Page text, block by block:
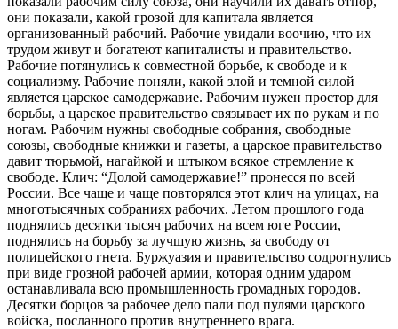
они показали, какой грозой для капитала является
организованный рабочий. Рабочие увидали воочию, что их
трудом живут и богатеют капиталисты и правительство.
Рабочие потянулись к совместной борьбе, к свободе и к
социализму. Рабочие поняли, какой злой и темной силой
является царское самодержавие. Рабочим нужен простор для
борьбы, а царское правительство связывает их по рукам и по
ногам. Рабочим нужны свободные собрания, свободные
союзы, свободные книжки и газеты, а царское правительство
давит тюрьмой, нагайкой и штыком всякое стремление к
свободе. Клич: “Долой самодержавие!” пронесся по всей
России. Все чаще и чаще повторялся этот клич на улицах, на
многотысячных собраниях рабочих. Летом прошлого года
поднялись десятки тысяч рабочих на всем юге России,
поднялись на борьбу за лучшую жизнь, за свободу от
полицейского гнета. Буржуазия и правительство содрогнулись
при виде грозной рабочей армии, которая одним ударом
останавливала всю промышленность громадных городов.
Десятки борцов за рабочее дело пали под пулями царского
войска, посланного против внутреннего врага.